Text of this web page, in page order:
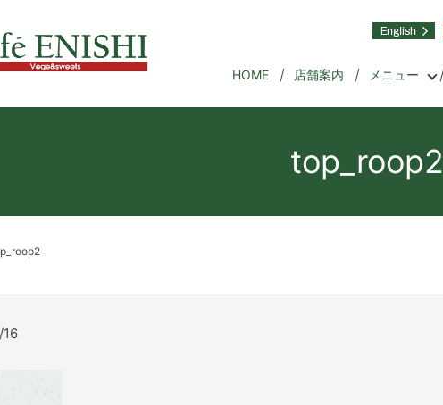
HOME 店舗案内 メニュー
top_roop2